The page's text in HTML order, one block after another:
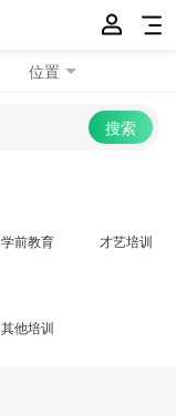
位置
学前教育 才艺培训
其他培训